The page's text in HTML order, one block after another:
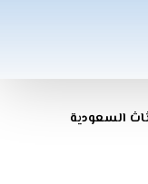
السعودية